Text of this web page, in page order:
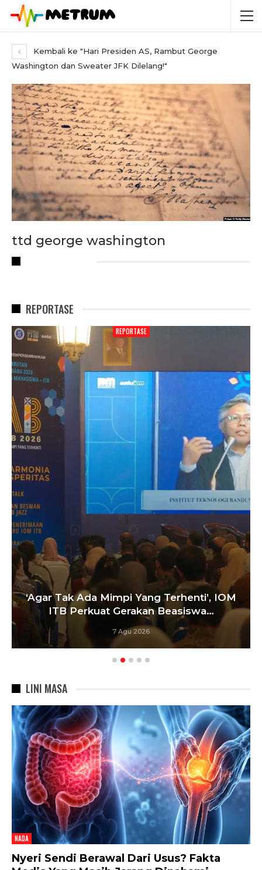
Kembali ke "Hari Presiden AS, Rambut George
Washington dan Sweater JFK Dilelang!"
ttd george washington
REPORTASE
REPORTASE
‘Agar Tak Ada Mimpi Yang Terhenti’, IOM
ITB Perkuat Gerakan Beasiswa…
7 Agu 2026
LINI MASA
NADA
Nyeri Sendi Berawal Dari Usus? Fakta